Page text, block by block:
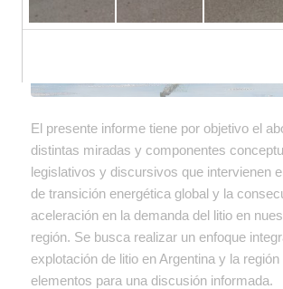
El presente informe tiene por objetivo el
distintas miradas y componentes
legislativos y discursivos que intervienen
de transición energética global y la
aceleración en la demanda del litio en
región. Se busca realizar un enfoque
explotación de litio en Argentina y la
elementos para una discusión informada.